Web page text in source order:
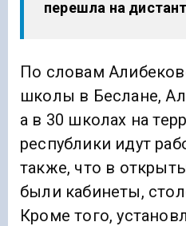
перешла на дистант
По словам
школы в Беслане,
а в 30 школах на
республики идут
также, что в
были кабинеты,
Кроме того,